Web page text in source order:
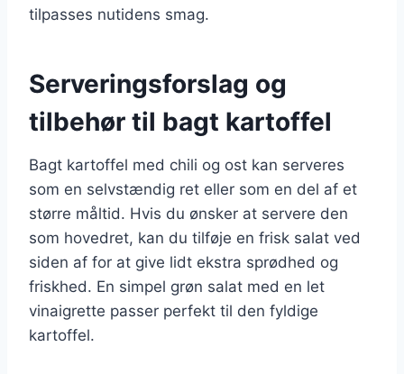
tilpasses nutidens smag.
Serveringsforslag og
tilbehør til bagt kartoffel
Bagt kartoffel med chili og ost kan serveres
som en selvstændig ret eller som en del af et
større måltid. Hvis du ønsker at servere den
som hovedret, kan du tilføje en frisk salat ved
siden af for at give lidt ekstra sprødhed og
friskhed. En simpel grøn salat med en let
vinaigrette passer perfekt til den fyldige
kartoffel.